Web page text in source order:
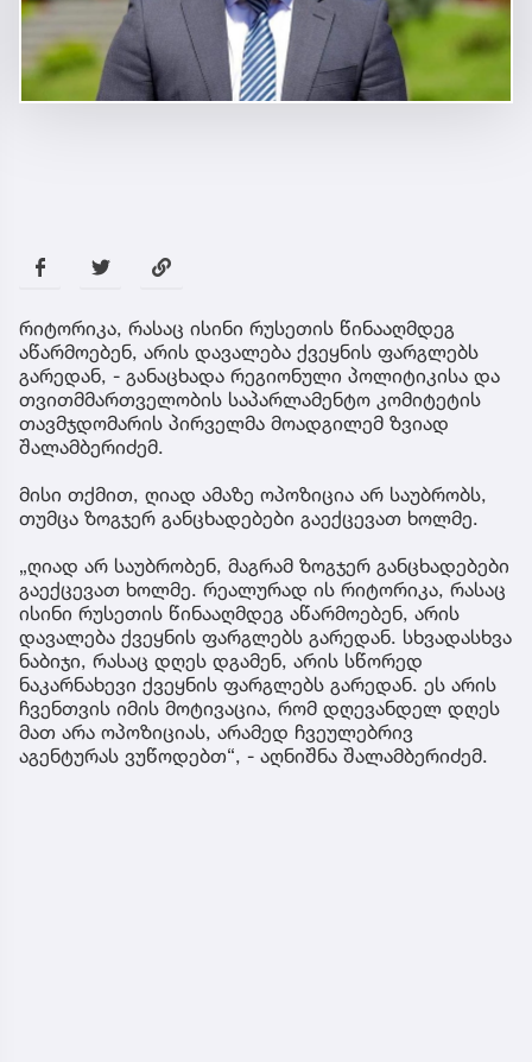
რიტორიკა, რასაც ისინი რუსეთის წინააღმდეგ
აწარმოებენ, არის დავალება ქვეყნის ფარგლებს
გარედან, - განაცხადა რეგიონული პოლიტიკისა და
თვითმმართველობის საპარლამენტო კომიტეტის
თავმჯდომარის პირველმა მოადგილემ ზვიად
შალამბერიძემ.
მისი თქმით, ღიად ამაზე ოპოზიცია არ საუბრობს,
თუმცა ზოგჯერ განცხადებები გაექცევათ ხოლმე.
„ღიად არ საუბრობენ, მაგრამ ზოგჯერ განცხადებები
გაექცევათ ხოლმე. რეალურად ის რიტორიკა, რასაც
ისინი რუსეთის წინააღმდეგ აწარმოებენ, არის
დავალება ქვეყნის ფარგლებს გარედან. სხვადასხვა
ნაბიჯი, რასაც დღეს დგამენ, არის სწორედ
ნაკარნახევი ქვეყნის ფარგლებს გარედან. ეს არის
ჩვენთვის იმის მოტივაცია, რომ დღევანდელ დღეს
მათ არა ოპოზიციას, არამედ ჩვეულებრივ
აგენტურას ვუწოდებთ“, - აღნიშნა შალამბერიძემ.